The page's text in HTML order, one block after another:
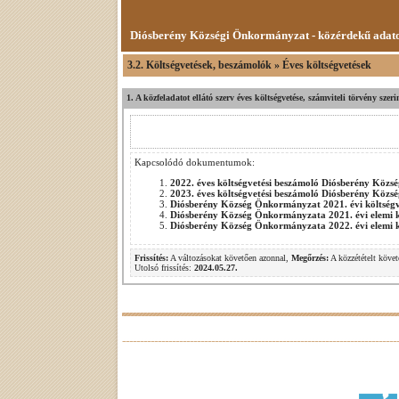
Diósberény Községi Önkormányzat - közérdekű
3.2. Költségvetések, beszámolók » Éves költségvetések
1. A közfeladatot ellátó szerv éves költségvetése, számviteli törvény
Kapcsolódó dokumentumok:
2022. éves költségvetési beszámoló Diósberény
2023. éves költségvetési beszámoló Diósberény
Diósberény Község Önkormányzat 2021. évi
Diósberény Község Önkormányzata 2021. évi elemi
Diósberény Község Önkormányzata 2022. évi elemi
Frissítés: A változásokat követően azonnal, Megőrzés: A közzétételt
Utolsó frissítés: 2024.05.27.